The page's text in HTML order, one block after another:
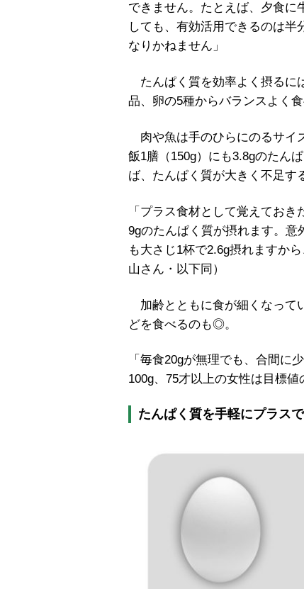
できません。たとえば、夕食に
しても、有効活用できるのは
なりかねません」
たんぱく質を効率よく摂るに
品、卵の5種からバランスよく食
肉や魚は手のひらにのるサイ
飯1膳（150g）にも3.8gのたん
ば、たんぱく質が大きく不足す
「プラス食材として覚えてお
9gのたんぱく質が摂れます。意
も大さじ1杯で2.6g摂れますか
山さん・以下同）
加齢とともに食が細くなって
どを食べるのも◎。
「毎食20gが無理でも、合間に
100g、75才以上の女性は目標値
たんぱく質を手軽にプラス